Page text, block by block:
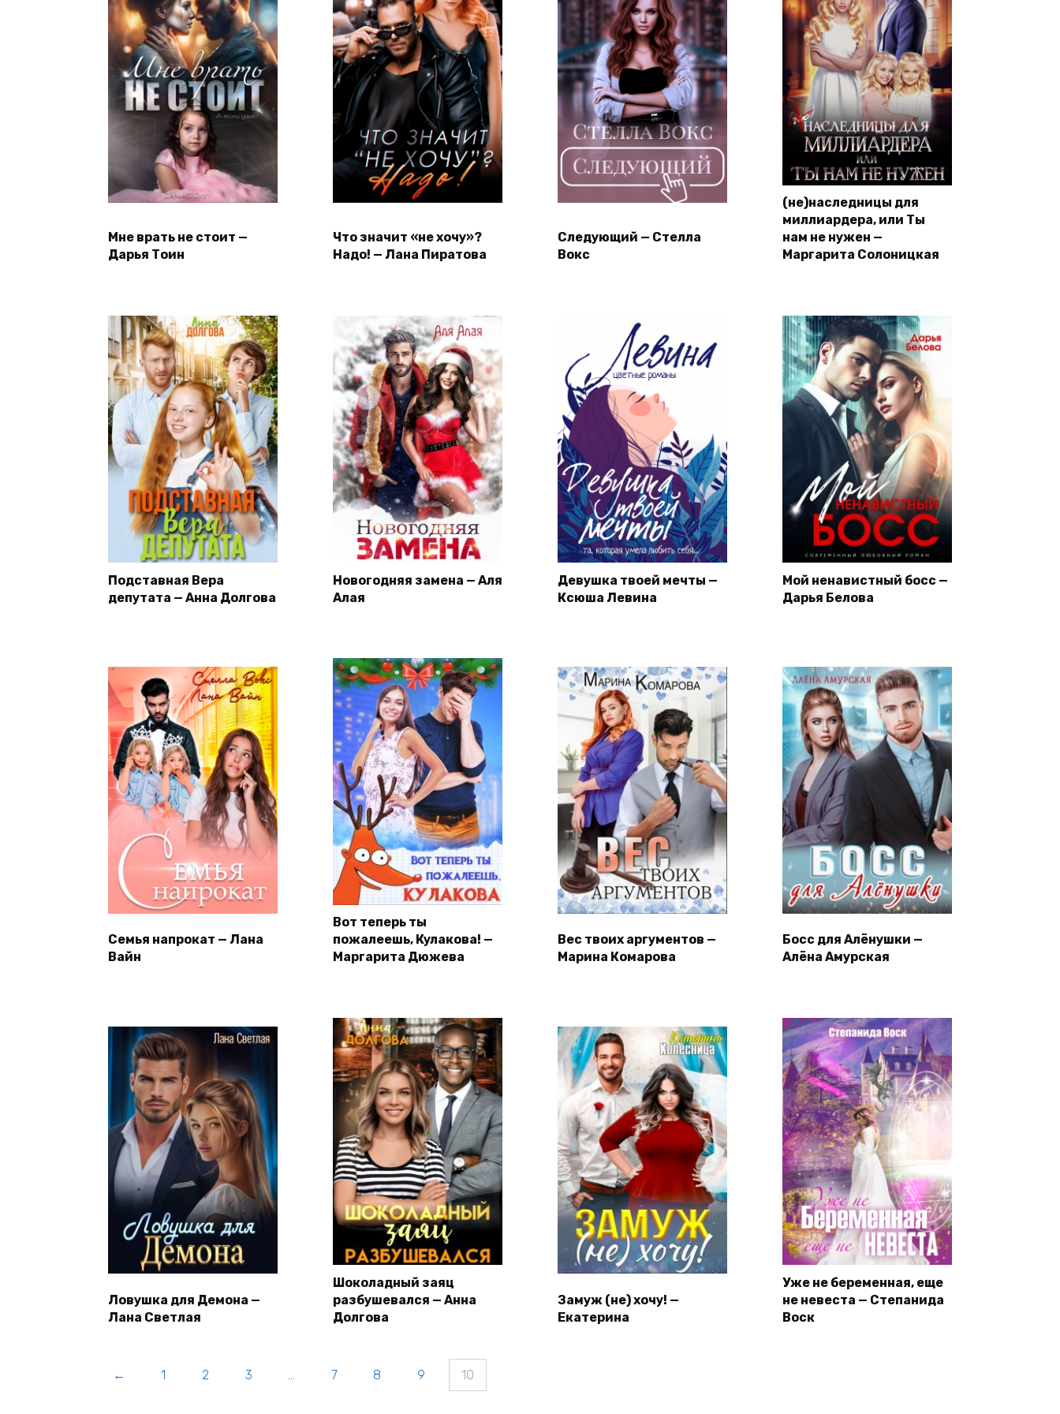
Мне врать не стоит —
Дарья Тоин
Что значит «не хочу»?
Надо! — Лана Пиратова
Следующий — Стелла
Вокс
(не)наследницы для
миллиардера, или Ты
нам не нужен —
Маргарита Солоницкая
Подставная Вера
депутата — Анна Долгова
Новогодняя замена — Аля
Алая
Девушка твоей мечты —
Ксюша Левина
Мой ненавистный босс —
Дарья Белова
Семья напрокат — Лана
Вайн
Вот теперь ты
пожалеешь, Кулакова! —
Маргарита Дюжева
Вес твоих аргументов —
Марина Комарова
Босс для Алёнушки —
Алёна Амурская
Ловушка для Демона —
Лана Светлая
Шоколадный заяц
разбушевался — Анна
Долгова
Замуж (не) хочу! —
Екатерина
Уже не беременная, еще
не невеста — Степанида
Воск
← 1 2 3 … 7 8 9 10